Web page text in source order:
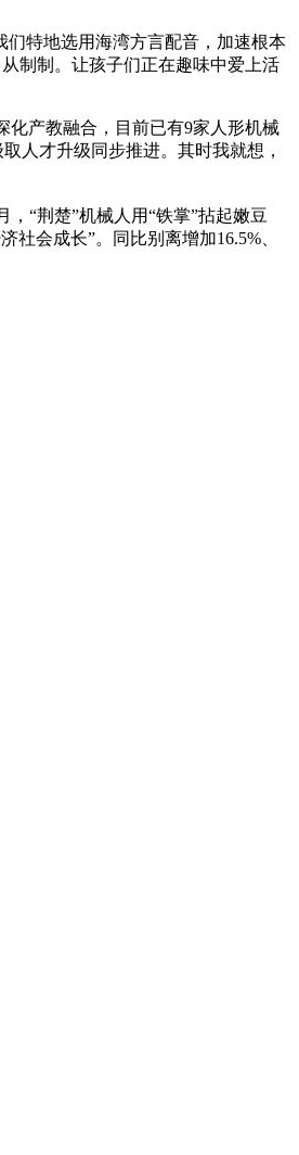
特地选用海湾方言配音，加速根本
制制。让孩子们正在趣味中爱上活
产教融合，目前已有9家人形机械
人才升级同步推进。其时我就想，
“荆楚”机械人用“铁掌”拈起嫩豆
会成长”。同比别离增加16.5%、